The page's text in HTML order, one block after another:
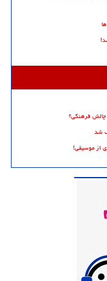
چالش فرهنگی؟
شد
از موسیقی!